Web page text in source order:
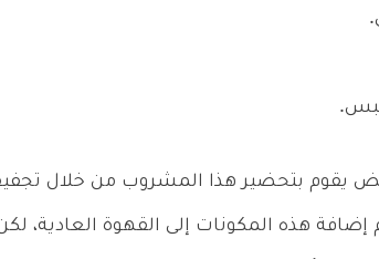
يقوم بتحضير هذا المشروب من خلال
إضافة هذه المكونات إلى القهوة العادية،